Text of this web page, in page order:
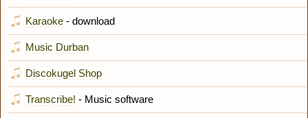
Karaoke - download
Music Durban
Discokugel Shop
Transcribe! - Music software